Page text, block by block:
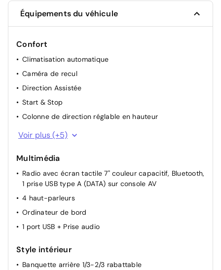
Équipements du véhicule
Confort
Climatisation automatique
Caméra de recul
Direction Assistée
Start & Stop
Colonne de direction réglable en hauteur
Appui-tête AR réglable
Lève-vitres avant électriques et séquentiels avec anti
pincement
Réglage du siège conducteur manuellement
Rétroviseurs extérieur réglables électriquement
Voir plus (+5)
Multimédia
Radio avec écran tactile 7" couleur capacitif, Bluetooth,
1 prise USB type A (DATA) sur console AV
4 haut-parleurs
Ordinateur de bord
1 port USB + Prise audio
Style intérieur
Banquette arrière 1/3-2/3 rabattable